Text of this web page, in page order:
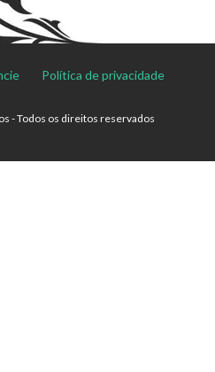
Política de privacidade
- Todos os direitos reservados